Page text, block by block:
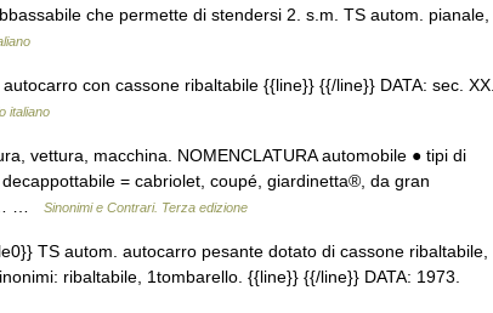
che permette di stendersi 2. s.m. TS autom. pianale,
autocarro con cassone ribaltabile {{line}} {{/line}} DATA: sec. XX.
italiano
vettura, macchina. NOMENCLATURA automobile ● tipi di
= cabriolet, coupé, giardinetta®, da gran
…
Sinonimi e Contrari. Terza edizione
TS autom. autocarro pesante dotato di cassone ribaltabile,
ribaltabile, 1tombarello. {{line}} {{/line}} DATA: 1973.